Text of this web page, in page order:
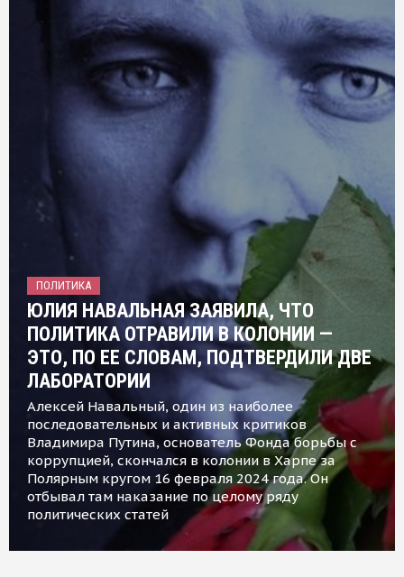
ПОЛИТИКА
ЮЛИЯ НАВАЛЬНАЯ ЗАЯВИЛА, ЧТО
ПОЛИТИКА ОТРАВИЛИ В КОЛОНИИ —
ЭТО, ПО ЕЕ СЛОВАМ, ПОДТВЕРДИЛИ ДВЕ
ЛАБОРАТОРИИ
Алексей Навальный, один из наиболее
последовательных и активных критиков
Владимира Путина, основатель Фонда борьбы с
коррупцией, скончался в колонии в Харпе за
Полярным кругом 16 февраля 2024 года. Он
отбывал там наказание по целому ряду
политических статей